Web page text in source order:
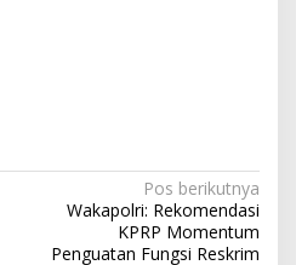
Pos berikutnya
Wakapolri: Rekomendasi
KPRP Momentum
Penguatan Fungsi Reskrim